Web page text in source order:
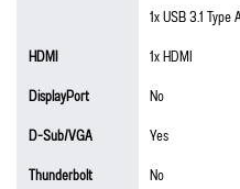
1x USB 3.1 Type
HDMI
1x HDMI
DisplayPort
No
D-Sub/VGA
Yes
Thunderbolt
No